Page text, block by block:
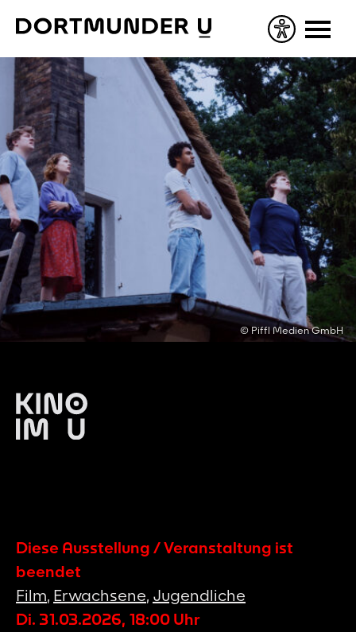
content
© Piffl Medien GmbH
Diese Ausstellung / Veranstaltung ist
beendet
Film, Erwachsene, Jugendliche
Di. 31.03.2026, 18:00 Uhr